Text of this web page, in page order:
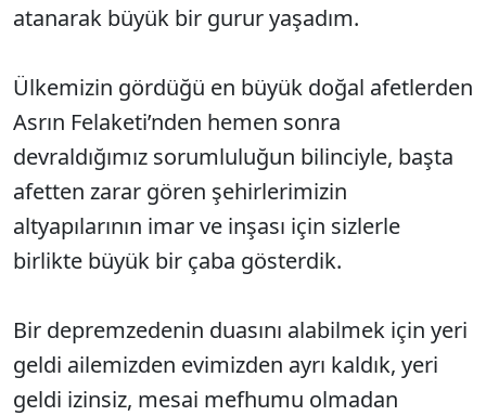
atanarak büyük bir gurur yaşadım.
Ülkemizin gördüğü en büyük doğal afetlerden
Asrın Felaketi’nden hemen sonra
devraldığımız sorumluluğun bilinciyle, başta
afetten zarar gören şehirlerimizin
altyapılarının imar ve inşası için sizlerle
birlikte büyük bir çaba gösterdik.
Bir depremzedenin duasını alabilmek için yeri
geldi ailemizden evimizden ayrı kaldık, yeri
geldi izinsiz, mesai mefhumu olmadan